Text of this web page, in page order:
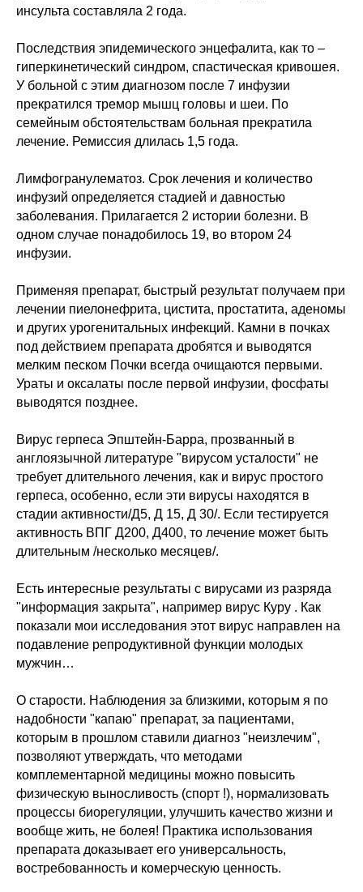
инсульта составляла 2 года.
Последствия эпидемического энцефалита, как то –
гиперкинетический синдром, спастическая кривошея.
У больной с этим диагнозом после 7 инфузии
прекратился тремор мышц головы и шеи. По
семейным обстоятельствам больная прекратила
лечение. Ремиссия длилась 1,5 года.
Лимфогранулематоз. Срок лечения и количество
инфузий определяется стадией и давностью
заболевания. Прилагается 2 истории болезни. В
одном случае понадобилось 19, во втором 24
инфузии.
Применяя препарат, быстрый результат получаем при
лечении пиелонефрита, цистита, простатита, аденомы
и других урогенитальных инфекций. Камни в почках
под действием препарата дробятся и выводятся
мелким песком Почки всегда очищаются первыми.
Ураты и оксалаты после первой инфузии, фосфаты
выводятся позднее.
Вирус герпеса Эпштейн-Барра, прозванный в
англоязычной литературе "вирусом усталости" не
требует длительного лечения, как и вирус простого
герпеса, особенно, если эти вирусы находятся в
стадии активности/Д5, Д 15, Д 30/. Если тестируется
активность ВПГ Д200, Д400, то лечение может быть
длительным /несколько месяцев/.
Есть интересные результаты с вирусами из разряда
"информация закрыта", например вирус Куру . Как
показали мои исследования этот вирус направлен на
подавление репродуктивной функции молодых
мужчин…
О старости. Наблюдения за близкими, которым я по
надобности "капаю" препарат, за пациентами,
которым в прошлом ставили диагноз "неизлечим",
позволяют утверждать, что методами
комплементарной медицины можно повысить
физическую выносливость (спорт !), нормализовать
процессы биорегуляции, улучшить качество жизни и
вообще жить, не болея! Практика использования
препарата доказывает его универсальность,
востребованность и комерческую ценность.